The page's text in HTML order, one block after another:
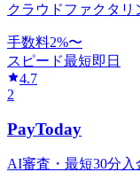
クラウドファクタリ
手数料2%〜
スピード最短即日
4.7
2
PayToday
AI審査・最短30分入